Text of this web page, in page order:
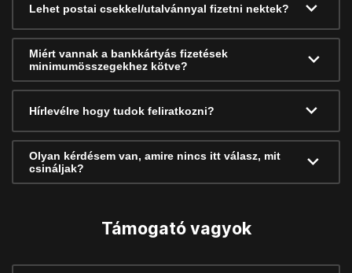
Lehet postai csekkel/utalvánnyal fizetni nektek?
Miért vannak a bankkártyás fizetések
minimumösszegekhez kötve?
Hírlevélre hogy tudok feliratkozni?
Olyan kérdésem van, amire nincs itt válasz, mit
csináljak?
Támogató vagyok